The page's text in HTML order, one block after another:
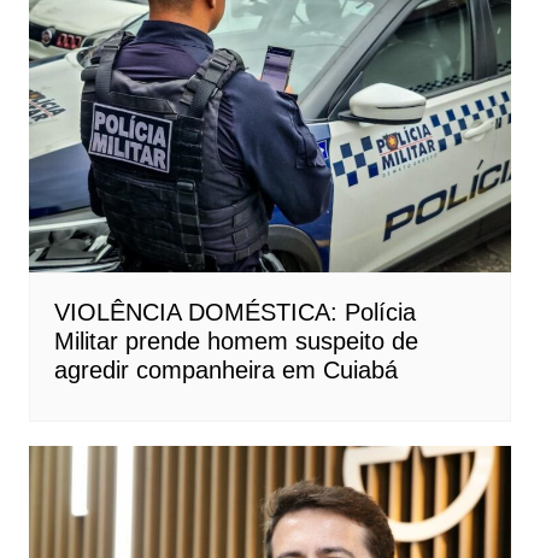
VIOLÊNCIA DOMÉSTICA: Polícia
Militar prende homem suspeito de
agredir companheira em Cuiabá